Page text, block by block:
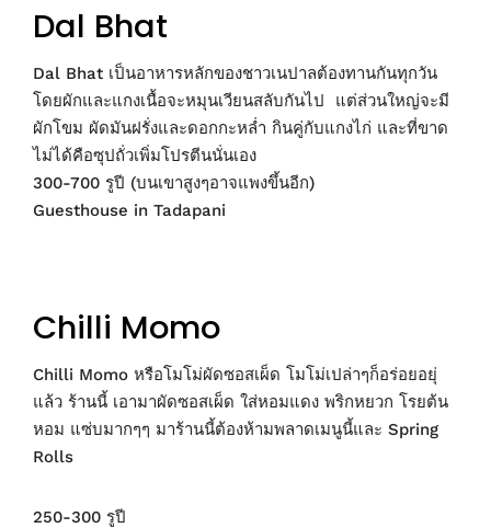
Dal Bhat
Dal Bhat เป็นอาหารหลักของชาวเนปาลต้องทานกันทุกวัน
โดยผักและแกงเนื้อจะหมุนเวียนสลับกันไป แต่ส่วนใหญ่จะมี
ผักโขม ผัดมันฝรั่งและดอกกะหล่ำ กินคู่กับแกงไก่ และที่ขาด
ไม่ได้คือซุปถั่วเพิ่มโปรตีนนั่นเอง
300-700 รูปี (บนเขาสูงๆอาจแพงขึ้นอีก)
Guesthouse in Tadapani
Chilli Momo
Chilli Momo หรือโมโม่ผัดซอสเผ็ด โมโม่เปล่าๆก็อร่อยอยุ่
แล้ว ร้านนี้ เอามาผัดซอสเผ็ด ใส่หอมแดง พริกหยวก โรยต้น
หอม แซ่บมากๆๆ มาร้านนี้ต้องห้ามพลาดเมนูนี้และ Spring
Rolls
250-300 รูปี